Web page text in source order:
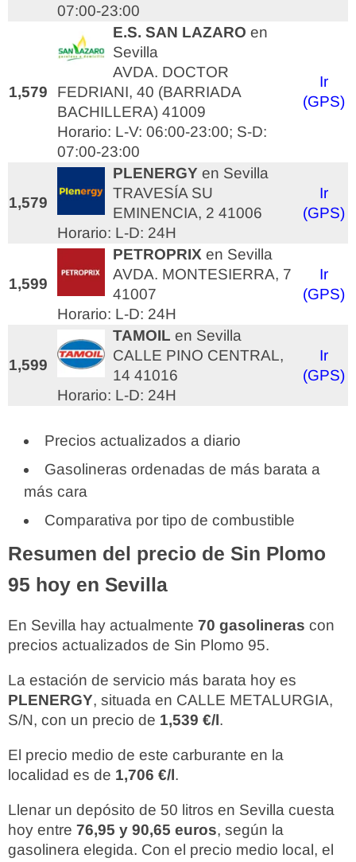
07:00-23:00
1,579
E.S. SAN LAZARO en
Sevilla
AVDA. DOCTOR
FEDRIANI, 40 (BARRIADA
BACHILLERA) 41009
Horario: L-V: 06:00-23:00; S-D:
07:00-23:00
Ir
(GPS)
1,579
PLENERGY en Sevilla
TRAVESÍA SU
EMINENCIA, 2 41006
Horario: L-D: 24H
Ir
(GPS)
1,599
PETROPRIX en Sevilla
AVDA. MONTESIERRA, 7
41007
Horario: L-D: 24H
Ir
(GPS)
1,599
TAMOIL en Sevilla
CALLE PINO CENTRAL,
14 41016
Horario: L-D: 24H
Ir
(GPS)
Precios actualizados a diario
Gasolineras ordenadas de más barata a
más cara
Comparativa por tipo de combustible
Resumen del precio de Sin Plomo
95 hoy en Sevilla
En Sevilla hay actualmente 70 gasolineras con
precios actualizados de Sin Plomo 95.
La estación de servicio más barata hoy es
PLENERGY, situada en CALLE METALURGIA,
S/N, con un precio de 1,539 €/l.
El precio medio de este carburante en la
localidad es de 1,706 €/l.
Llenar un depósito de 50 litros en Sevilla cuesta
hoy entre 76,95 y 90,65 euros, según la
gasolinera elegida. Con el precio medio local, el